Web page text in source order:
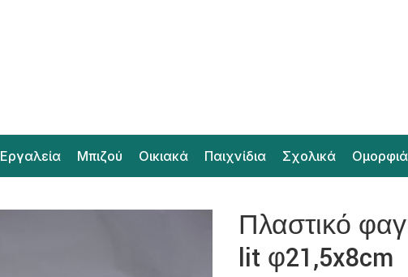
Εργαλεία Μπιζού Οικιακά Παιχνίδια Σχολικά Ομορφιά
Πλαστικό
lit φ21,5x8cm